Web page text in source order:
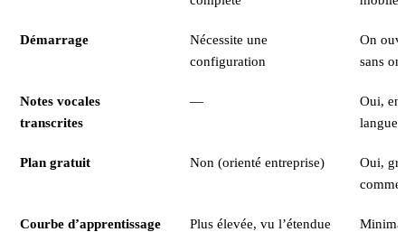
Démarrage
Nécessite une
configuration
On
sans
Notes vocales
transcrites
—
Oui, en
langues
Plan gratuit Non (orienté entreprise)
Oui,
Courbe d’apprentissage Plus élevée, vu l’étendue